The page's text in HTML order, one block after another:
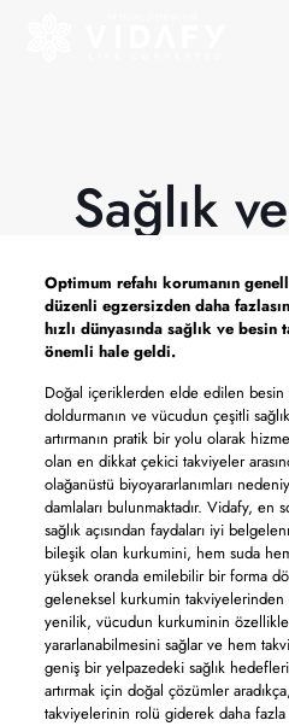
Sağlık
Optimum refahı korumanın
düzenli egzersizden daha
hızlı dünyasında sağlık ve
önemli hale geldi.
Doğal içeriklerden elde edilen
doldurmanın ve vücudun çeşitli
artırmanın pratik bir yolu olarak
olan en dikkat çekici takviyeler
olağanüstü biyoyararlanımları
damlaları bulunmaktadır. Vidafy, en
sağlık açısından faydaları iyi
bileşik olan kurkumini, hem suda
yüksek oranda emilebilir bir forma
geleneksel kurkumin
yenilik, vücudun kurkuminin
yararlanabilmesini sağlar ve hem
geniş bir yelpazedeki sağlık
artırmak için doğal çözümler
takviyelerinin rolü giderek daha fazla